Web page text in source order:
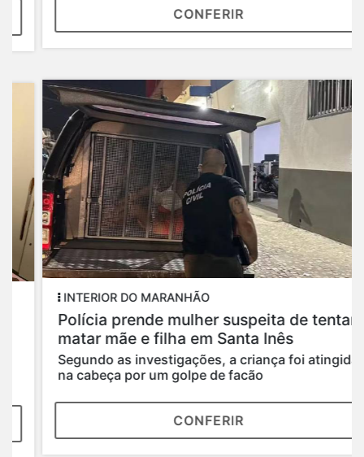
CONFERIR
INTERIOR DO MARANHÃO
Polícia prende mulher suspeita de tentar
matar mãe e filha em Santa Inês
Segundo as investigações, a criança foi atingida
na cabeça por um golpe de facão
CONFERIR